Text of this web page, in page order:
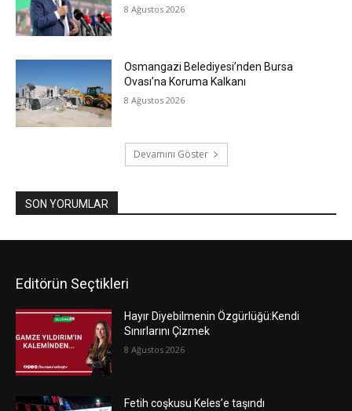
8 Ağustos 2026
Osmangazi Belediyesi’nden Bursa
Ovası’na Koruma Kalkanı
8 Ağustos 2026
Devamını Göster
SON YORUMLAR
Editörün Seçtikleri
Hayır Diyebilmenin Özgürlüğü:Kendi
Sınırlarını Çizmek
8 Ağustos 2026
Fetih coşkusu Keles’e taşındı